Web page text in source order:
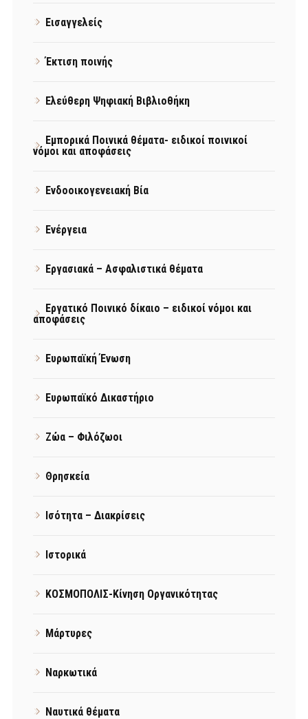
Εισαγγελείς
Έκτιση ποινής
Ελεύθερη Ψηφιακή Βιβλιοθήκη
Εμπορικά Ποινικά θέματα- ειδικοί ποινικοί
νόμοι και αποφάσεις
Ενδοοικογενειακή Βία
Ενέργεια
Εργασιακά – Ασφαλιστικά θέματα
Εργατικό Ποινικό δίκαιο – ειδικοί νόμοι και
αποφάσεις
Ευρωπαϊκή Ένωση
Ευρωπαϊκό Δικαστήριο
Ζώα – Φιλόζωοι
Θρησκεία
Ισότητα – Διακρίσεις
Ιστορικά
ΚΟΣΜΟΠΟΛΙΣ-Κίνηση Οργανικότητας
Μάρτυρες
Ναρκωτικά
Ναυτικά θέματα